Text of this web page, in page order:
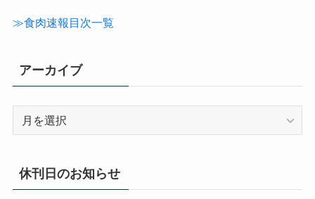
≫食肉速報目次一覧
アーカイブ
イ
ブ
休刊日のお知らせ